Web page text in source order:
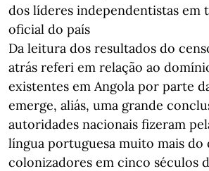
dos líderes independentistas em
oficial do país
Da leitura dos resultados do
atrás referi em relação ao
existentes em Angola por parte
emerge, aliás, uma grande
autoridades nacionais fizeram
língua portuguesa muito mais do
colonizadores em cinco séculos